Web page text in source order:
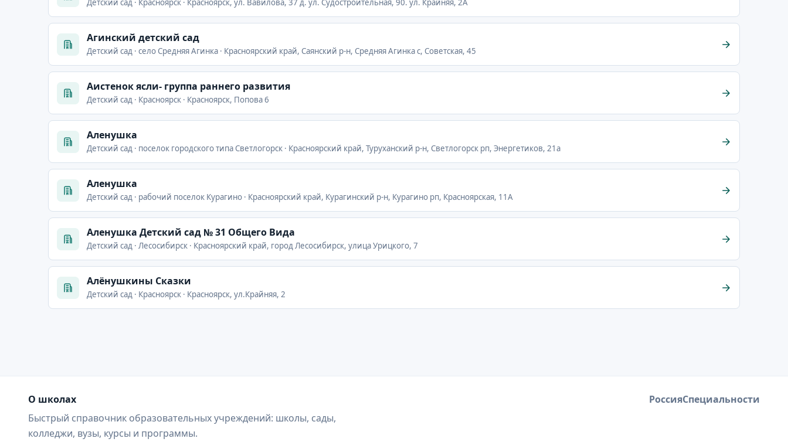
Детский сад · Красноярск · Красноярск, ул. Вавилова, 37 д. ул. Судостроительная, 90. ул. Крайняя, 2А
Агинский детский сад
Детский сад · село Средняя Агинка · Красноярский край, Саянский р-н, Средняя Агинка с, Советская, 45
Аистенок ясли- группа раннего развития
Детский сад · Красноярск · Красноярск, Попова 6
Аленушка
Детский сад · поселок городского типа Светлогорск · Красноярский край, Туруханский р-н, Светлогорск рп, Энергетиков, 21а
Аленушка
Детский сад · рабочий поселок Курагино · Красноярский край, Курагинский р-н, Курагино рп, Красноярская, 11А
Аленушка Детский сад № 31 Общего Вида
Детский сад · Лесосибирск · Красноярский край, город Лесосибирск, улица Урицкого, 7
Алёнушкины Сказки
Детский сад · Красноярск · Красноярск, ул.Крайняя, 2
О школах
Быстрый справочник образовательных учреждений: школы, сады,
колледжи, вузы, курсы и программы.
РоссияСпециальности